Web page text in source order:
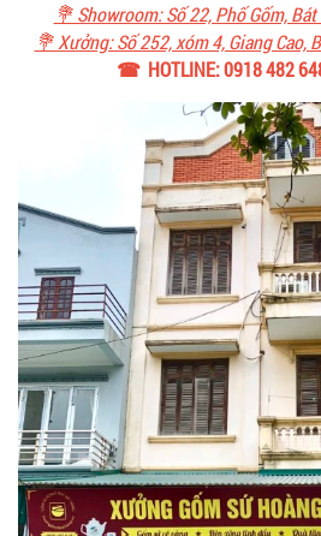
💐 Showroom: Số 22, Phố Gốm,
💐 Xưởng: Số 252, xóm 4, Giang Cao,
☎ HOTLINE: 0918 482